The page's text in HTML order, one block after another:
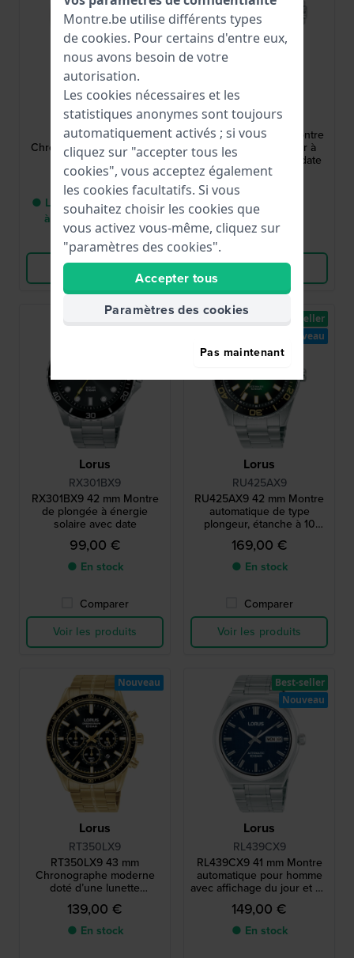
Lorus
R2327CX9
R2327CX9 40 mm
Chronographe numérique
Tonneau Noir
35,00 €
● Livraison entre 3 jours
à 5 jours ouvrables
Comparer
Voir les produits
RX305BX9
RX305BX9 42 mm Montre
pour homme en acier à
énergie solaire avec date
99,00 €
● En stock
Voir les produits
Lorus
RX301BX9
RX301BX9 42 mm Montre
de plongée à énergie
solaire avec date
99,00 €
● En stock
Comparer
Voir les produits
Best-seller
Lorus
RU425AX9
RU425AX9 42 mm Montre
automatique de type
plongeur, étanche à 10
ATM, avec date
169,00 €
● En stock
Comparer
Voir les produits
Best-seller
Nouveau
Lorus
RT350LX9
RT350LX9 43 mm
Chronographe moderne
doté d’une lunette
tachymétrique
139,00 €
● En stock
Nouveau
Lorus
RL439CX9
RL439CX9 41 mm Montre
automatique pour homme
avec affichage du jour et de
la date
149,00 €
● En stock
Best-seller
Nouveau
Montre.be utilise différents types
de cookies. Pour certains d'entre eux,
nous avons besoin de votre
autorisation.
Les cookies nécessaires et les
statistiques anonymes sont toujours
automatiquement activés ; si vous
cliquez sur "accepter tous les
cookies", vous acceptez également
les cookies facultatifs. Si vous
souhaitez choisir les cookies que
vous activez vous-même, cliquez sur
"paramètres des cookies".
Accepter tous
Paramètres des cookies
Pas maintenant